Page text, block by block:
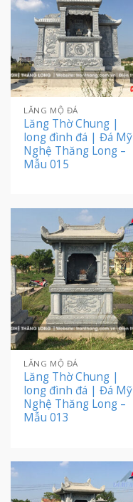
LĂNG MỘ ĐÁ
Lăng Thờ Chung |
long đình đá | Đá Mỹ
Nghệ Thăng Long –
Mẫu 015
LĂNG MỘ ĐÁ
Lăng Thờ Chung |
long đình đá | Đá Mỹ
Nghệ Thăng Long –
Mẫu 013